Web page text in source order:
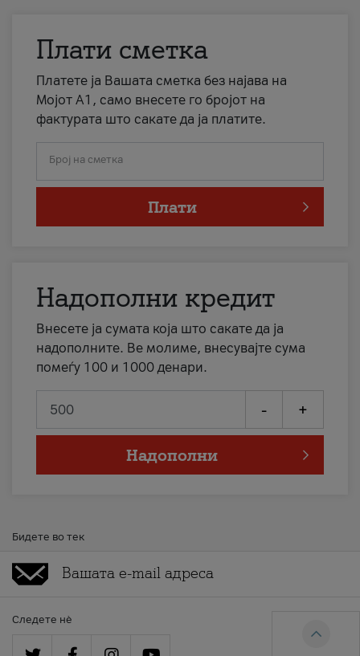
Плати сметка
Платете ја Вашата сметка без најава на
Мојот А1, само внесете го бројот на
фактурата што сакате да ја платите.
Број на сметка
Плати
Надополни кредит
Внесете ја сумата која што сакате да ја
надополните. Ве молиме, внесувајте сума
помеѓу 100 и 1000 денари.
- +
Надополни
Бидете во тек
Следете нè